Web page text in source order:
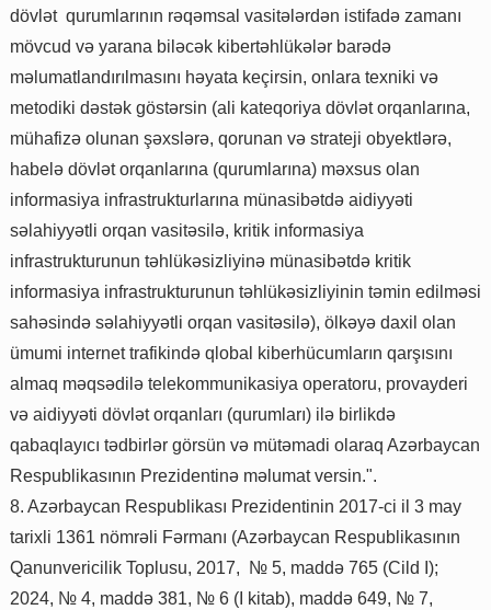
dövlət qurumlarının rəqəmsal vasitələrdən istifadə zamanı
mövcud və yarana biləcək kibertəhlükələr barədə
məlumatlandırılmasını həyata keçirsin, onlara texniki və
metodiki dəstək göstərsin (ali kateqoriya dövlət orqanlarına,
mühafizə olunan şəxslərə, qorunan və strateji obyektlərə,
habelə dövlət orqanlarına (qurumlarına) məxsus olan
informasiya infrastrukturlarına münasibətdə aidiyyəti
səlahiyyətli orqan vasitəsilə, kritik informasiya
infrastrukturunun təhlükəsizliyinə münasibətdə kritik
informasiya infrastrukturunun təhlükəsizliyinin təmin edilməsi
sahəsində səlahiyyətli orqan vasitəsilə), ölkəyə daxil olan
ümumi internet trafikində qlobal kiberhücumların qarşısını
almaq məqsədilə telekommunikasiya operatoru, provayderi
və aidiyyəti dövlət orqanları (qurumları) ilə birlikdə
qabaqlayıcı tədbirlər görsün və mütəmadi olaraq Azərbaycan
Respublikasının Prezidentinə məlumat versin.".
8. Azərbaycan Respublikası Prezidentinin 2017-ci il 3 may
tarixli 1361 nömrəli Fərmanı (Azərbaycan Respublikasının
Qanunvericilik Toplusu, 2017, № 5, maddə 765 (Cild I);
2024, № 4, maddə 381, № 6 (I kitab), maddə 649, № 7,